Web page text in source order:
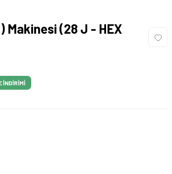
Makinesi (28 J - HEX
İNDİRİMİ